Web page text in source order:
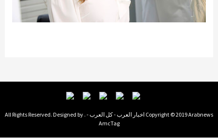
Copyright © 2019 Arabnews اخبار العرب - كل العرب - . All Rights Reserved. Designed by
AmcTag